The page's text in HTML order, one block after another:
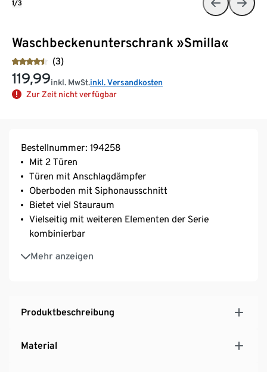
Waschbeckenunterschrank »Smilla«
(3)
119,99inkl. MwSt.inkl. Versandkosten
Zur Zeit nicht verfügbar
1/3
Bestellnummer: 194258
Mit 2 Türen
Türen mit Anschlagdämpfer
Oberboden mit Siphonausschnitt
Bietet viel Stauraum
Vielseitig mit weiteren Elementen der Serie
kombinierbar
Mehr anzeigen
MADE IN GERMANY
Hersteller: Schildmeyer
Produktbeschreibung
Material